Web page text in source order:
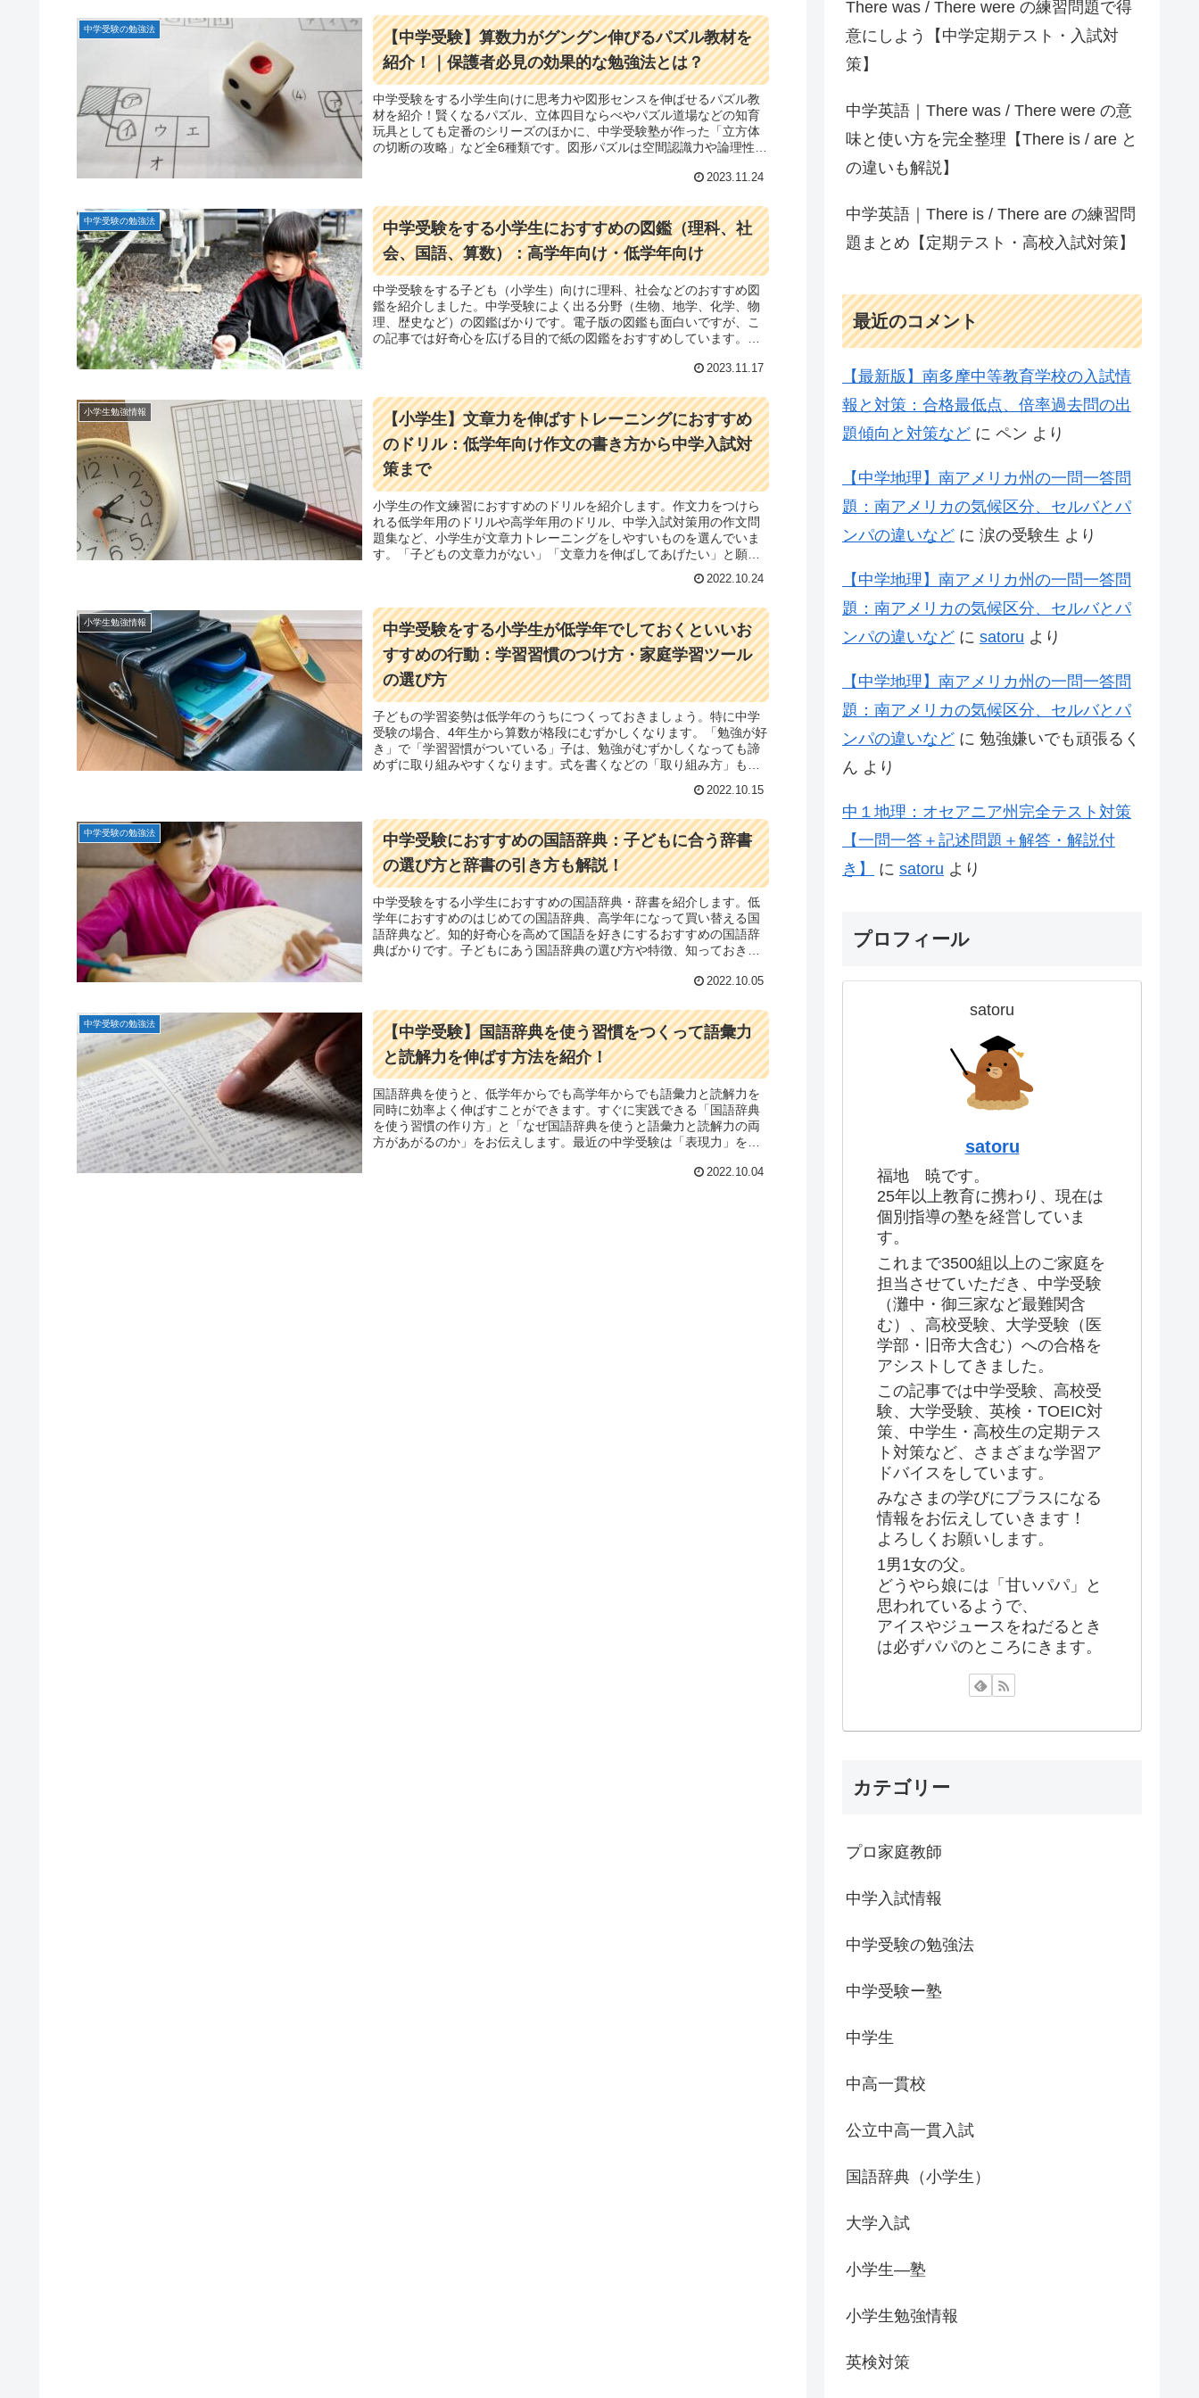
中学受験の勉強法
【中学受験】算数力がグングン伸びるパズル教材を
紹介！｜保護者必見の効果的な勉強法とは？
中学受験をする小学生向けに思考力や図形センスを伸ばせるパズル教
材を紹介！賢くなるパズル、立体四目ならべやパズル道場などの知育
玩具としても定番のシリーズのほかに、中学受験塾が作った「立方体
の切断の攻略」など全6種類です。図形パズルは空間認識力や論理性を
2023.11.24
中学受験の勉強法
中学受験をする小学生におすすめの図鑑（理科、社
会、国語、算数）：高学年向け・低学年向け
中学受験をする子ども（小学生）向けに理科、社会などのおすすめ図
鑑を紹介しました。中学受験によく出る分野（生物、地学、化学、物
理、歴史など）の図鑑ばかりです。電子版の図鑑も面白いですが、こ
の記事では好奇心を広げる目的で紙の図鑑をおすすめしています。幼
2023.11.17
小学生勉強情報
【小学生】文章力を伸ばすトレーニングにおすすめ
のドリル：低学年向け作文の書き方から中学入試対
策まで
小学生の作文練習におすすめのドリルを紹介します。作文力をつけら
れる低学年用のドリルや高学年用のドリル、中学入試対策用の作文問
題集など、小学生が文章力トレーニングをしやすいものを選んでいま
す。「子どもの文章力がない」「文章力を伸ばしてあげたい」と願う
2022.10.24
小学生勉強情報
中学受験をする小学生が低学年でしておくといいお
すすめの行動：学習習慣のつけ方・家庭学習ツール
の選び方
子どもの学習姿勢は低学年のうちにつくっておきましょう。特に中学
受験の場合、4年生から算数が格段にむずかしくなります。「勉強が好
き」で「学習習慣がついている」子は、勉強がむずかしくなっても諦
めずに取り組みやすくなります。式を書くなどの「取り組み方」もほ
2022.10.15
中学受験の勉強法
中学受験におすすめの国語辞典：子どもに合う辞書
の選び方と辞書の引き方も解説！
中学受験をする小学生におすすめの国語辞典・辞書を紹介します。低
学年におすすめのはじめての国語辞典、高学年になって買い替える国
語辞典など。知的好奇心を高めて国語を好きにするおすすめの国語辞
典ばかりです。子どもにあう国語辞典の選び方や特徴、知っておきた
2022.10.05
中学受験の勉強法
【中学受験】国語辞典を使う習慣をつくって語彙力
と読解力を伸ばす方法を紹介！
国語辞典を使うと、低学年からでも高学年からでも語彙力と読解力を
同時に効率よく伸ばすことができます。すぐに実践できる「国語辞典
を使う習慣の作り方」と「なぜ国語辞典を使うと語彙力と読解力の両
方があがるのか」をお伝えします。最近の中学受験は「表現力」を重
2022.10.04
There was / There were の練習問題で得
意にしよう【中学定期テスト・入試対
策】
中学英語｜There was / There were の意
味と使い方を完全整理【There is / are と
の違いも解説】
中学英語｜There is / There are の練習問
題まとめ【定期テスト・高校入試対策】
最近のコメント
【最新版】南多摩中等教育学校の入試情
報と対策：合格最低点、倍率過去問の出
題傾向と対策など に ペン より
【中学地理】南アメリカ州の一問一答問
題：南アメリカの気候区分、セルバとパ
ンパの違いなど に 涙の受験生 より
【中学地理】南アメリカ州の一問一答問
題：南アメリカの気候区分、セルバとパ
ンパの違いなど に satoru より
【中学地理】南アメリカ州の一問一答問
題：南アメリカの気候区分、セルバとパ
ンパの違いなど に 勉強嫌いでも頑張るく
ん より
中１地理：オセアニア州完全テスト対策
【一問一答＋記述問題＋解答・解説付
き】
に satoru より
プロフィール
satoru
satoru
福地 暁です。
25年以上教育に携わり、現在は
個別指導の塾を経営していま
す。
これまで3500組以上のご家庭を
担当させていただき、中学受験
（灘中・御三家など最難関含
む）、高校受験、大学受験（医
学部・旧帝大含む）への合格を
アシストしてきました。
この記事では中学受験、高校受
験、大学受験、英検・TOEIC対
策、中学生・高校生の定期テス
ト対策など、さまざまな学習ア
ドバイスをしています。
みなさまの学びにプラスになる
情報をお伝えしていきます！
よろしくお願いします。
1男1女の父。
どうやら娘には「甘いパパ」と
思われているようで、
アイスやジュースをねだるとき
は必ずパパのところにきます。
カテゴリー
プロ家庭教師
中学入試情報
中学受験の勉強法
中学受験ー塾
中学生
中高一貫校
公立中高一貫入試
国語辞典（小学生）
大学入試
小学生―塾
小学生勉強情報
英検対策